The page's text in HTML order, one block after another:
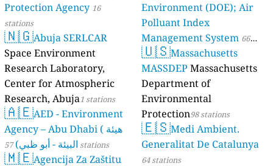
Protection Agency 16
stations
🇳🇬Abuja SERLCAR
Space Environment
Research Laboratory,
Center for Atmospheric
Research, Abuja1 stations
🇦🇪AED - Environment
Agency – Abu Dhabi ( هيئة
البيئة - أبو ظبي) 57 stations
🇲🇪Agencija Za Zaštitu
Environment (DOE); Air
Polluant Index
Management System 66
stations
🇺🇸Massachusetts
MASSDEP Massachusetts
Department of
Environmental
Protection98 stations
🇪🇸Medi Ambient.
Generalitat De Catalunya
64 stations